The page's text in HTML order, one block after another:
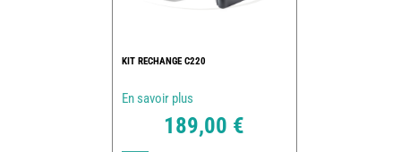
KIT RECHANGE C220
En savoir plus
189,00 €